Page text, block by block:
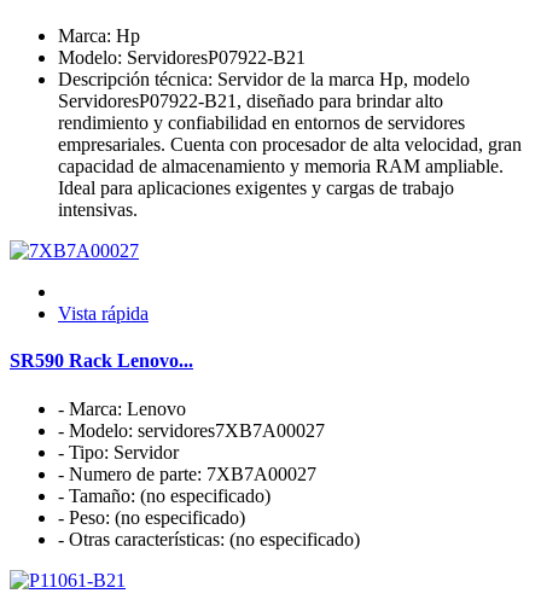
Marca: Hp
Modelo: ServidoresP07922-B21
Descripción técnica: Servidor de la marca Hp, modelo
ServidoresP07922-B21, diseñado para brindar alto
rendimiento y confiabilidad en entornos de servidores
empresariales. Cuenta con procesador de alta velocidad, gran
capacidad de almacenamiento y memoria RAM ampliable.
Ideal para aplicaciones exigentes y cargas de trabajo
intensivas.
Vista rápida
SR590 Rack Lenovo...
- Marca: Lenovo
- Modelo: servidores7XB7A00027
- Tipo: Servidor
- Numero de parte: 7XB7A00027
- Tamaño: (no especificado)
- Peso: (no especificado)
- Otras características: (no especificado)